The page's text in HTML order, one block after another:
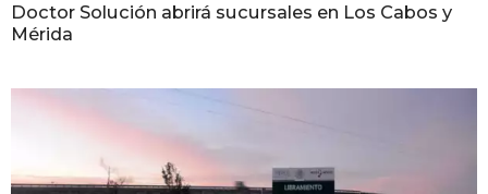
Doctor Solución abrirá sucursales en Los Cabos y
Mérida